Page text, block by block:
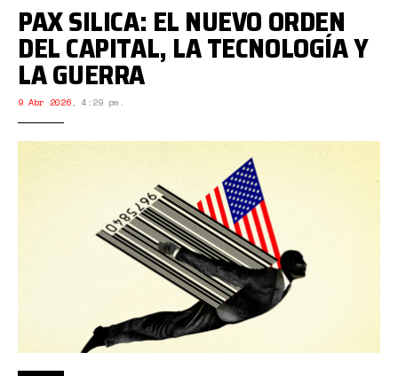
PAX SILICA: EL NUEVO ORDEN
DEL CAPITAL, LA TECNOLOGÍA Y
LA GUERRA
9 Abr 2026, 4:29 pm.